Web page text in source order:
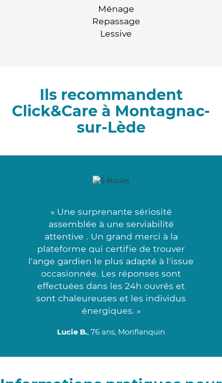
Ménage
Repassage
Lessive
Ils recommandent
Click&Care à Montagnac-
sur-Lède
« Une surprenante sériosité
assemblée à une serviabilité
attentive . Un grand merci à la
plateforme qui certifie de trouver
l'ange gardien le plus adapté à l'issue
occasionnée. Les réponses sont
effectuées dans les 24h ouvrés et
sont chaleureuses et les individus
énergiques. »
Lucie B., 76 ans, Monflanquin